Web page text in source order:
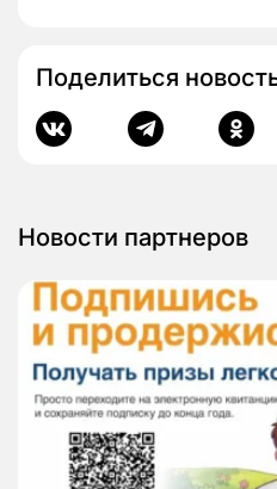
Поделиться
Новости партнеров